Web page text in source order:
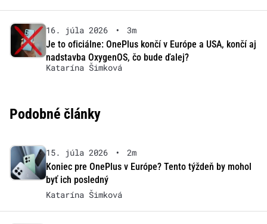
16. júla 2026 •
3m
Je to oficiálne: OnePlus končí v Európe a USA, končí aj
nadstavba OxygenOS, čo bude ďalej?
Katarína Šimková
Podobné články
15. júla 2026 •
2m
Koniec pre OnePlus v Európe? Tento týždeň by mohol
byť ich posledný
Katarína Šimková